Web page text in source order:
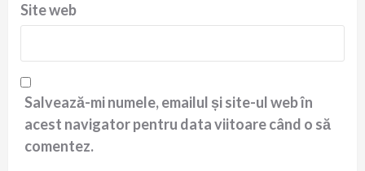
Site web
Salvează-mi numele, emailul și site-ul web în
acest navigator pentru data viitoare când o să
comentez.